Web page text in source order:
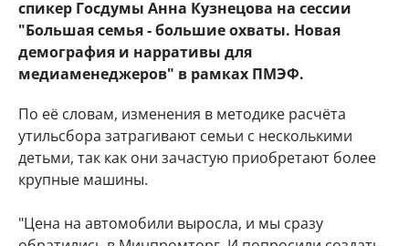
спикер Госдумы Анна Кузнецова на сессии
"Большая семья - большие охваты. Новая
демография и нарративы для
медиаменеджеров" в рамках ПМЭФ.
По её словам, изменения в методике расчёта
утильсбора затрагивают семьи с несколькими
детьми, так как они зачастую приобретают более
крупные машины.
"Цена на автомобили выросла, и мы сразу